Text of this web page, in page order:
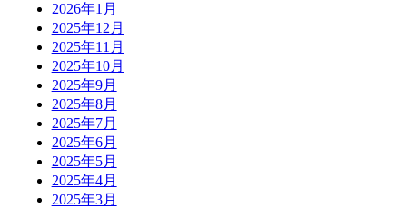
2026年1月
2025年12月
2025年11月
2025年10月
2025年9月
2025年8月
2025年7月
2025年6月
2025年5月
2025年4月
2025年3月